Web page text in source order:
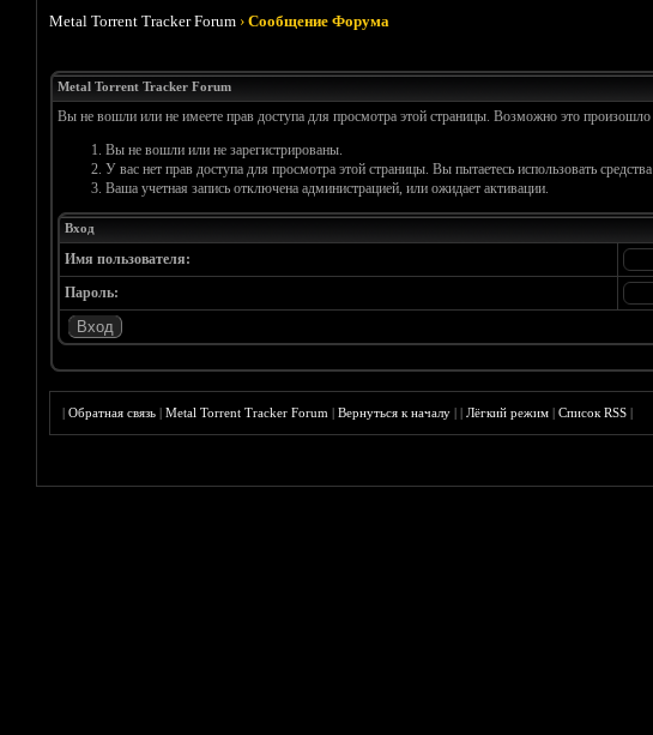
Metal Torrent Tracker Forum ›Сообщение Форума
Metal Torrent Tracker Forum
Вы не вошли или не имеете прав доступа для просмотра этой страницы. Возможно это
Вы не вошли или не зарегистрированы.
У вас нет прав доступа для просмотра этой страницы. Вы пытаетесь использовать
Ваша учетная запись отключена администрацией, или ожидает активации.
Вход
Имя пользователя:
Пароль:
|Обратная связь |Metal Torrent Tracker Forum |Вернуться к началу ||Лёгкий режим |Список RSS |